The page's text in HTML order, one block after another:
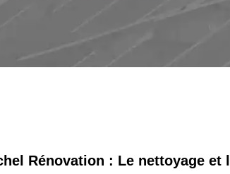
Rénovation : Le nettoyage